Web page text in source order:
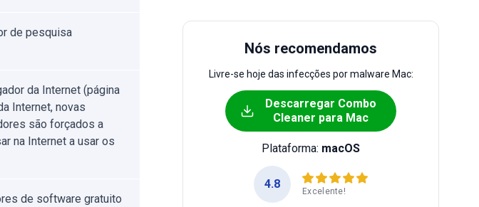
de pesquisa
da Internet (página
Internet, novas
são forçados a
na Internet a usar os
de software gratuito
Nós recomendamos
Livre-se hoje das infecções por malware Mac:
Descarregar Combo
Cleaner para Mac
Plataforma: macOS
4.8
Excelente!